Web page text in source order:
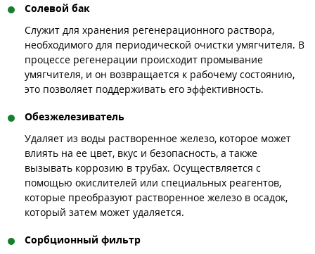
Солевой бак
Служит для хранения регенерационного раствора,
необходимого для периодической очистки умягчителя. В
процессе регенерации происходит промывание
умягчителя, и он возвращается к рабочему состоянию,
это позволяет поддерживать его эффективность.
Обезжелезиватель
Удаляет из воды растворенное железо, которое может
влиять на ее цвет, вкус и безопасность, а также
вызывать коррозию в трубах. Осуществляется с
помощью окислителей или специальных реагентов,
которые преобразуют растворенное железо в осадок,
который затем может удаляется.
Сорбционный фильтр